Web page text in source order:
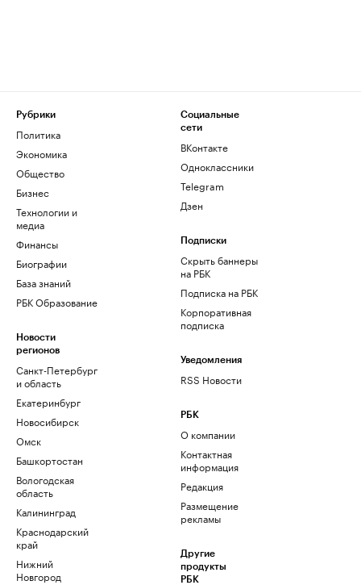
Рубрики
Политика
Экономика
Общество
Бизнес
Технологии и
медиа
Финансы
Биографии
База знаний
РБК Образование
Новости
регионов
Санкт-Петербург
и область
Екатеринбург
Новосибирск
Омск
Башкортостан
Вологодская
область
Калининград
Краснодарский
край
Нижний
Новгород
Социальные
сети
ВКонтакте
Одноклассники
Telegram
Дзен
Подписки
Скрыть баннеры
на РБК
Подписка на РБК
Корпоративная
подписка
Уведомления
RSS Новости
РБК
О компании
Контактная
информация
Редакция
Размещение
рекламы
Другие
продукты
РБК